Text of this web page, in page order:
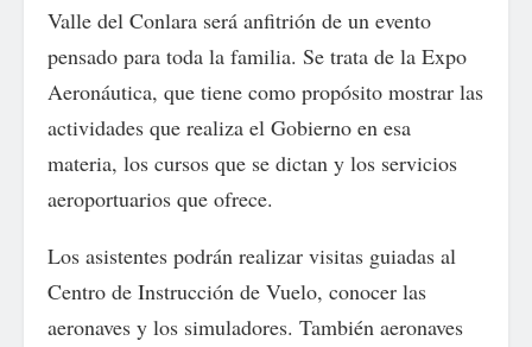
Valle del Conlara será anfitrión de un evento
pensado para toda la familia. Se trata de la Expo
Aeronáutica, que tiene como propósito mostrar las
actividades que realiza el Gobierno en esa
materia, los cursos que se dictan y los servicios
aeroportuarios que ofrece.
Los asistentes podrán realizar visitas guiadas al
Centro de Instrucción de Vuelo, conocer las
aeronaves y los simuladores. También aeronaves